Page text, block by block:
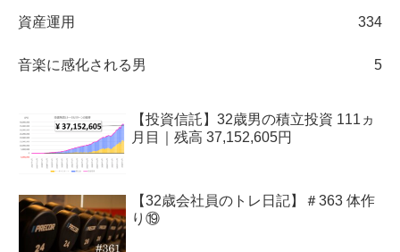
資産運用 334
音楽に感化される男 5
【投資信託】32歳男の積立投資 111ヵ
月目｜残高 37,152,605円
【32歳会社員のトレ日記】＃363 体作
り⑲